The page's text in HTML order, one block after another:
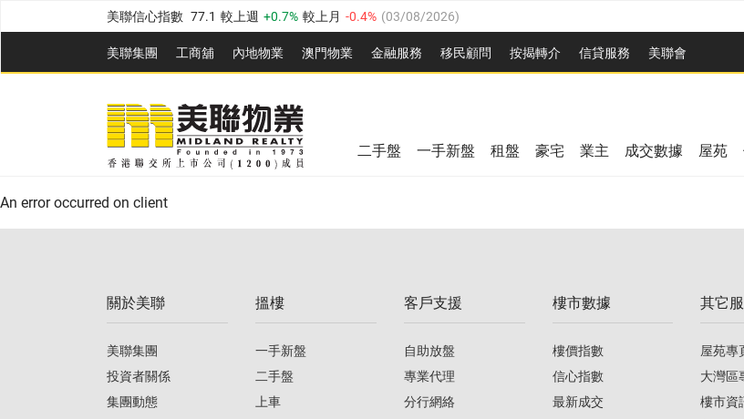
美聯信心指數 77.1 較上週 0.7% 較上月 -0.4% (03/08/2026)
全港樓價指數 149.1 較上週 0% 較上月 0.4% (03/08/2026)
港島樓價指數 157.4 較上週 -0.3% 較上月 -0.8% (03/08/2026)
九龍樓價指數 156.4 較上週 -0.1%
新界樓價指數 134.8 較上週 0.1% 0.9% 03/08/2026
美聯信心指數 77.1 較上週 0.7% 較上月
美聯集團 工商舖 內地物業 澳門物業 金融服務 移民顧問 按揭轉介 信貸服務 美聯會
全港樓價指數 149.1 較上週 0% 較上月
美聯信心指數 較上週 0.7% 03/08/2026)
二手盤 一手新盤 租盤 豪宅 業主 成交數據 屋苑
An error occurred on client
關於美聯
美聯集團
投資者關係
集團動態
搵樓
一手新盤
二手盤
上車
客戶支援
自助放盤
專業代理
分行網絡
樓市數據
樓價指數
信心指數
最新成交
其它
屋苑專
大灣區
樓市資